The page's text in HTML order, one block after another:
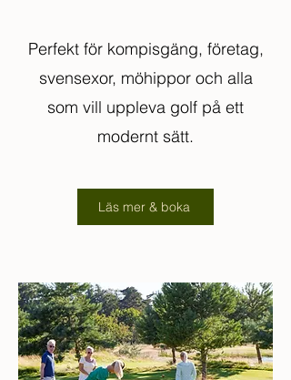
Perfekt för kompisgäng, företag,
svensexor, möhippor och alla
som vill uppleva golf på ett
modernt sätt.
Läs mer & boka